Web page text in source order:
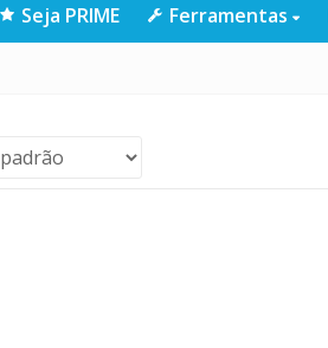
Seja PRIME Ferramentas